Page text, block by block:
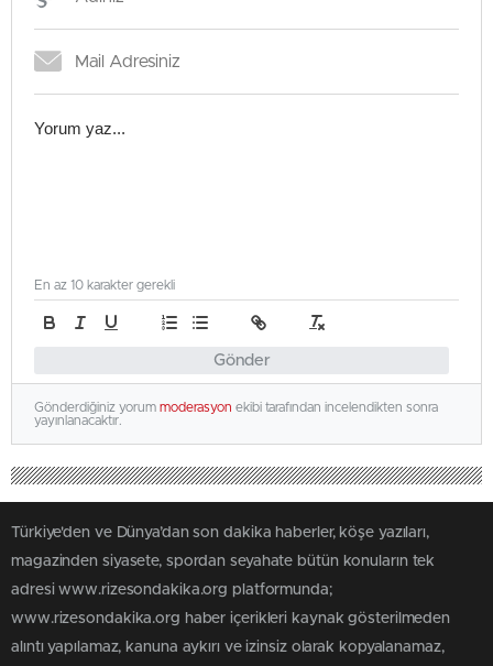
Gönder
En az 10 karakter gerekli
Gönderdiğiniz yorum moderasyon ekibi tarafından incelendikten sonra
yayınlanacaktır.
Türkiye'den ve Dünya’dan son dakika haberler, köşe yazıları,
magazinden siyasete, spordan seyahate bütün konuların tek
adresi www.rizesondakika.org platformunda;
www.rizesondakika.org haber içerikleri kaynak gösterilmeden
alıntı yapılamaz, kanuna aykırı ve izinsiz olarak kopyalanamaz,